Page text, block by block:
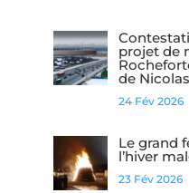
projet de
de
24 Fév 2026
Le grand
l’hiver
23 Fév 2026